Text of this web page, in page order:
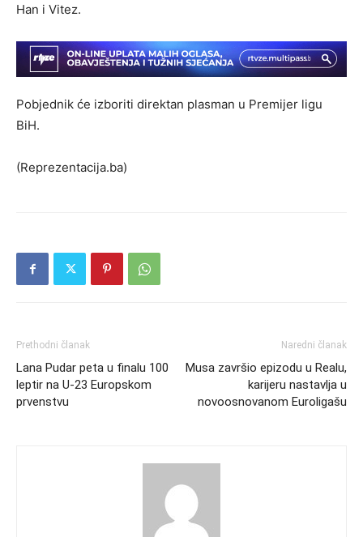
Han i Vitez.
Pobjednik će izboriti direktan plasman u Premijer ligu
BiH.
(Reprezentacija.ba)
Prethodni članak
Lana Pudar peta u finalu 100
leptir na U-23 Europskom
prvenstvu
Naredni članak
Musa završio epizodu u Realu,
karijeru nastavlja u
novoosnovanom Euroligašu